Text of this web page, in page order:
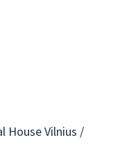
House Vilnius /